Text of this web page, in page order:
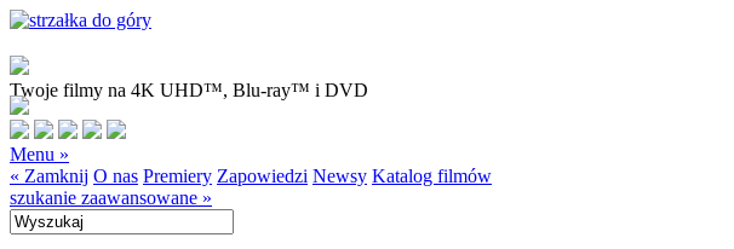
Twoje filmy na 4K UHD™, Blu-ray™ i DVD
Menu »
« Zamknij O nas Premiery Zapowiedzi Newsy Katalog filmów
szukanie zaawansowane »